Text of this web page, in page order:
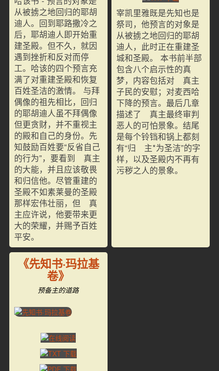
从被掳之地回归的耶胡
迪人。回到耶路撒冷之
后，耶胡迪人即开始重
建圣殿。但不久，就因
遇到挫折和反对而停
工。哈该的四个预言充
满了对重建圣殿和恢复
百姓圣洁的激情。 与拜
偶像的祖先相比，回归
的耶胡迪人虽不拜偶像
但更贪财，并不重视主
的殿和自己的身份。先
知鼓励百姓要“反省自己
的行为”，要看到 真主
的大能，并且应该敬畏
和归信他。尽管重建的
圣殿不如素莱曼的圣殿
那样宏伟壮丽，但 真
主应许说，他要带来更
大的荣耀，并赐予百姓
平安。
宰凯里雅既是先知也是
祭司，他预言的对象是
从被掳之地回归的耶胡
迪人，此时正在重建圣
城和圣殿。 本书前半部
包含八个启示性的真
梦，内容包括对 真主
子民的安慰；对麦西哈
下降的预言。最后几章
描述了 真主最终审判
恶人的可怕景象。结尾
是每个铃铛和锅上都刻
有“归 主*为圣洁”的字
样，以及圣殿内不再有
污秽之人的景象。
《先知书·玛拉基
卷》
预备主的道路